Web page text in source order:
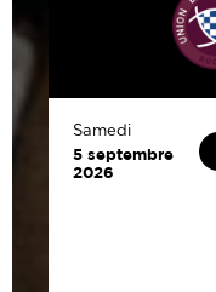
Samedi
5 septembre
2026